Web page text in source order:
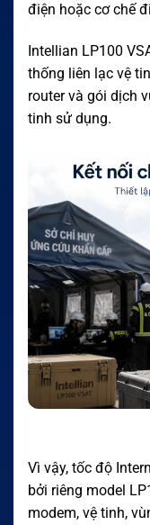
điện hoặc cơ chế
Intellian LP100
thống liên lạc vệ
router và gói dịch
tinh sử dụng.
Vì vậy, tốc độ
bởi riêng model
modem, vệ tinh,